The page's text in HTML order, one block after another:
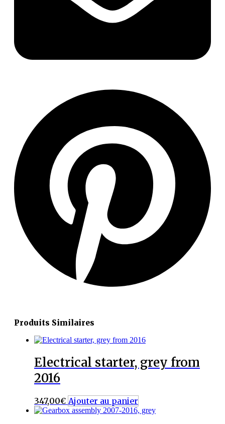
Produits Similaires
Electrical starter, grey from
2016
347,00€ Ajouter au panier